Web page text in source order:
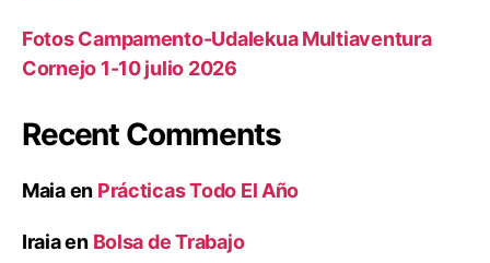
Fotos Campamento-Udalekua Multiaventura
Cornejo 1-10 julio 2026
Recent Comments
Maiaen Prácticas Todo El Año
Iraiaen Bolsa de Trabajo